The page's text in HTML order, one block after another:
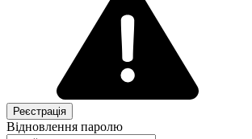
Відновлення паролю